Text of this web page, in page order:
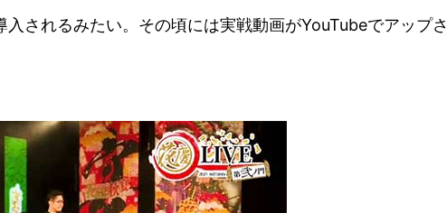
されるみたい。その頃には実戦動画がYouTubeでアップさ